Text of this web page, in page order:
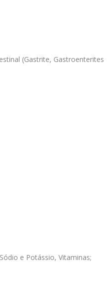
(Gastrite, Gastroenterites
e Potássio, Vitaminas;